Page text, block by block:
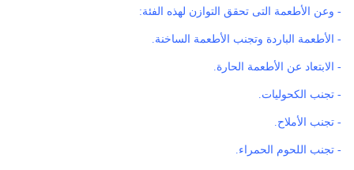
- وعن الأطعمة التى تحقق التوازن لهذه الفئة:
- الأطعمة الباردة وتجنب الأطعمة الساخنة.
- الابتعاد عن الأطعمة الحارة.
- تجنب الكحوليات.
- تجنب الأملاح.
- تجنب اللحوم الحمراء.